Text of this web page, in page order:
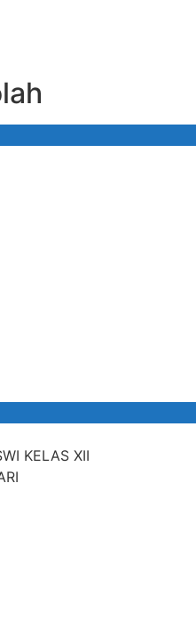
KELAS XII